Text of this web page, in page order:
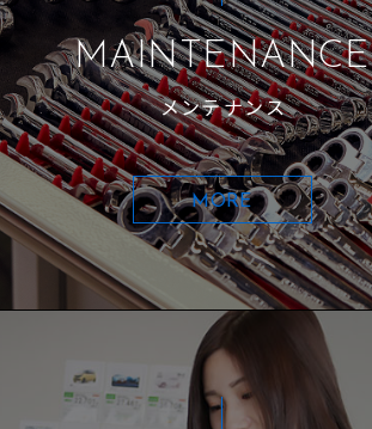
MAINTENANCE
メンテナンス
MORE